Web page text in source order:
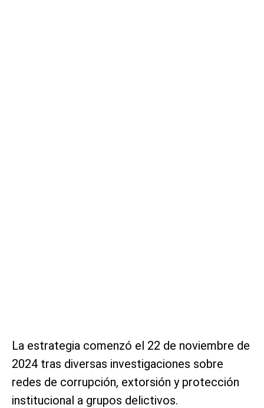
La estrategia comenzó el 22 de noviembre de
2024 tras diversas investigaciones sobre
redes de corrupción, extorsión y protección
institucional a grupos delictivos.